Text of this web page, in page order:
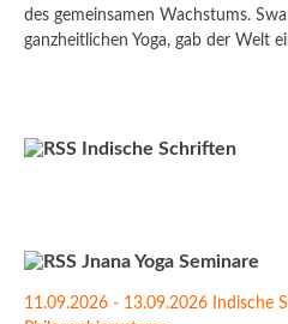
des gemeinsamen Wachstums.
ganzheitlichen Yoga, gab der Welt
Indische Schriften
Jnana Yoga Seminare
11.09.2026 - 13.09.2026 Indische